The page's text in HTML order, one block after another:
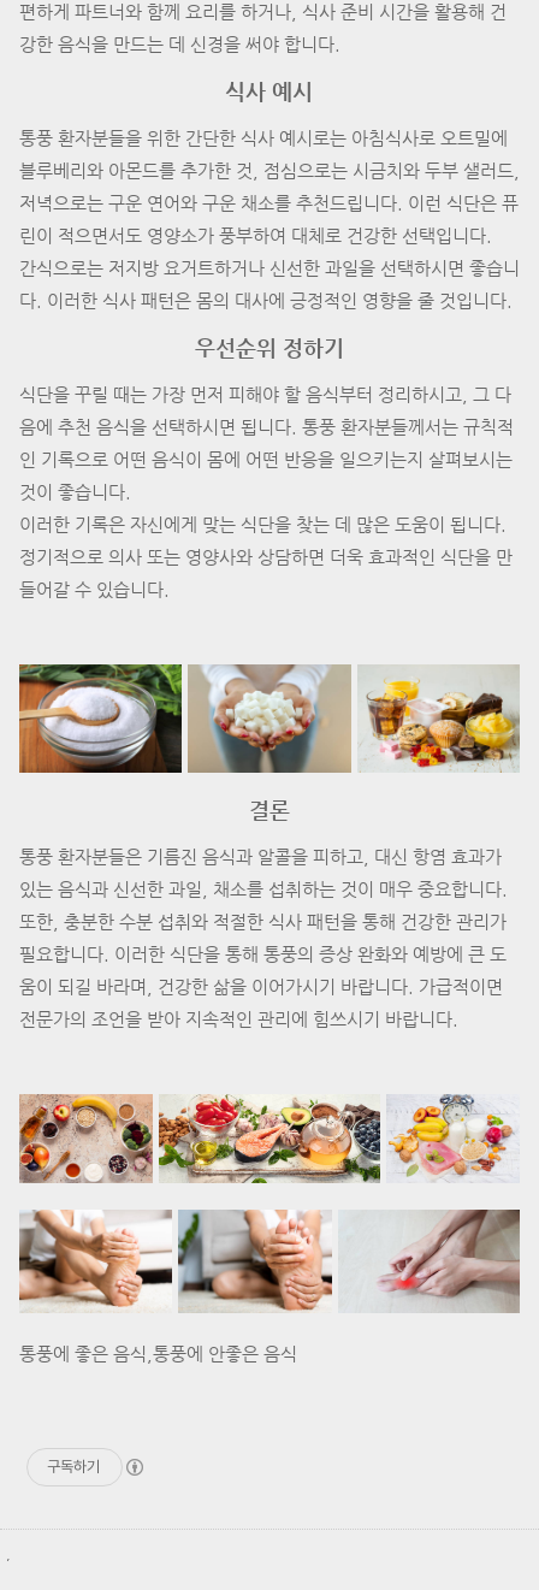
편하게 파트너와 함께 요리를 하거나, 식사 준비 시간을 활용해 건
강한 음식을 만드는 데 신경을 써야 합니다.
식사 예시
통풍 환자분들을 위한 간단한 식사 예시로는 아침식사로 오트밀에
블루베리와 아몬드를 추가한 것, 점심으로는 시금치와 두부 샐러드,
저녁으로는 구운 연어와 구운 채소를 추천드립니다. 이런 식단은 퓨
린이 적으면서도 영양소가 풍부하여 대체로 건강한 선택입니다.
간식으로는 저지방 요거트하거나 신선한 과일을 선택하시면 좋습니
다. 이러한 식사 패턴은 몸의 대사에 긍정적인 영향을 줄 것입니다.
우선순위 정하기
식단을 꾸릴 때는 가장 먼저 피해야 할 음식부터 정리하시고, 그 다
음에 추천 음식을 선택하시면 됩니다. 통풍 환자분들께서는 규칙적
인 기록으로 어떤 음식이 몸에 어떤 반응을 일으키는지 살펴보시는
것이 좋습니다.
이러한 기록은 자신에게 맞는 식단을 찾는 데 많은 도움이 됩니다.
정기적으로 의사 또는 영양사와 상담하면 더욱 효과적인 식단을 만
들어갈 수 있습니다.
결론
통풍 환자분들은 기름진 음식과 알콜을 피하고, 대신 항염 효과가
있는 음식과 신선한 과일, 채소를 섭취하는 것이 매우 중요합니다.
또한, 충분한 수분 섭취와 적절한 식사 패턴을 통해 건강한 관리가
필요합니다. 이러한 식단을 통해 통풍의 증상 완화와 예방에 큰 도
움이 되길 바라며, 건강한 삶을 이어가시기 바랍니다. 가급적이면
전문가의 조언을 받아 지속적인 관리에 힘쓰시기 바랍니다.
통풍에 좋은 음식,통풍에 안좋은 음식
구독하기